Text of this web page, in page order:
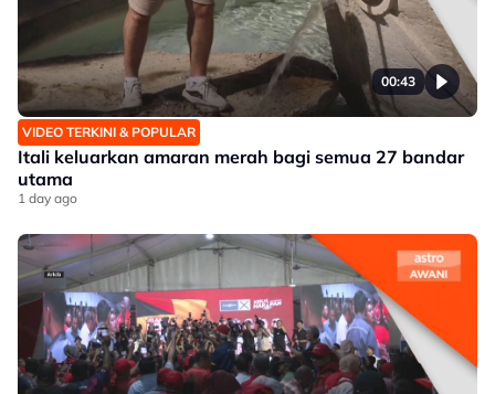
00:43
VIDEO TERKINI & POPULAR
Itali keluarkan amaran merah bagi semua 27 bandar
utama
1 day ago